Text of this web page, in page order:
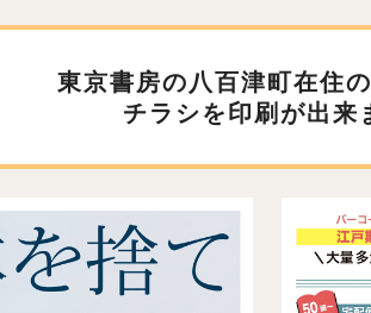
東京書房の八百津町在住
チラシを印刷が出来